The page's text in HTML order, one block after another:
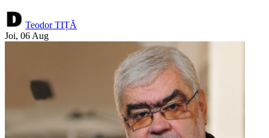
Teodor TIȚĂ
Joi, 06 Aug